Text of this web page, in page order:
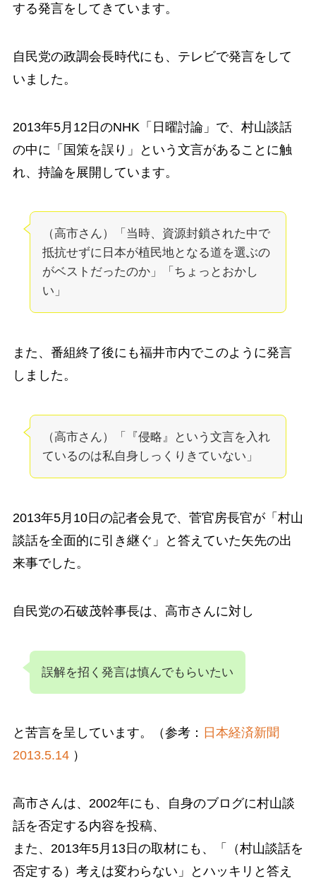
する発言をしてきています。
自民党の政調会長時代にも、テレビで発言をして
いました。
2013年5月12日のNHK「日曜討論」で、村山談話
の中に「国策を誤り」という文言があることに触
れ、持論を展開しています。
（高市さん）「当時、資源封鎖された中で
抵抗せずに日本が植民地となる道を選ぶの
がベストだったのか」「ちょっとおかし
い」
また、番組終了後にも福井市内でこのように発言
しました。
（高市さん）「『侵略』という文言を入れ
ているのは私自身しっくりきていない」
2013年5月10日の記者会見で、菅官房長官が「村山
談話を全面的に引き継ぐ」と答えていた矢先の出
来事でした。
自民党の石破茂幹事長は、高市さんに対し
誤解を招く発言は慎んでもらいたい
と苦言を呈しています。（参考： 日本経済新聞
2013.5.14）
高市さんは、2002年にも、自身のブログに村山談
話を否定する内容を投稿、
また、2013年5月13日の取材にも、「（村山談話を
否定する）考えは変わらない」とハッキリと答え